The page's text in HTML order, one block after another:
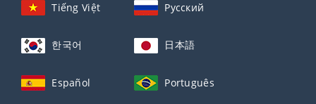
Tiếng Việt Русский
한국어 日本語
Español Português